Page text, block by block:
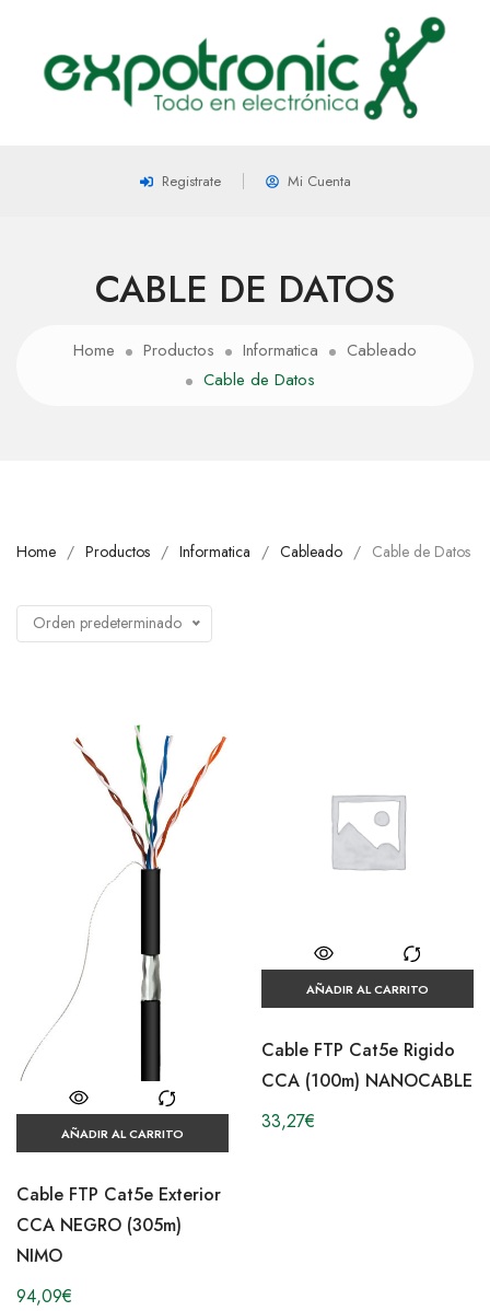
Registrate Mi Cuenta
CABLE DE DATOS
Home Productos Informatica
Cableado
Cable de Datos
Home Productos Informatica Cableado Cable de Datos
Orden predeterminado
AÑADIR AL CARRITO
Cable FTP Cat5e Exterior
CCA NEGRO (305m)
NIMO
94,09€
AÑADIR AL CARRITO
Cable FTP Cat5e Rigido
CCA (100m) NANOCABLE
33,27€